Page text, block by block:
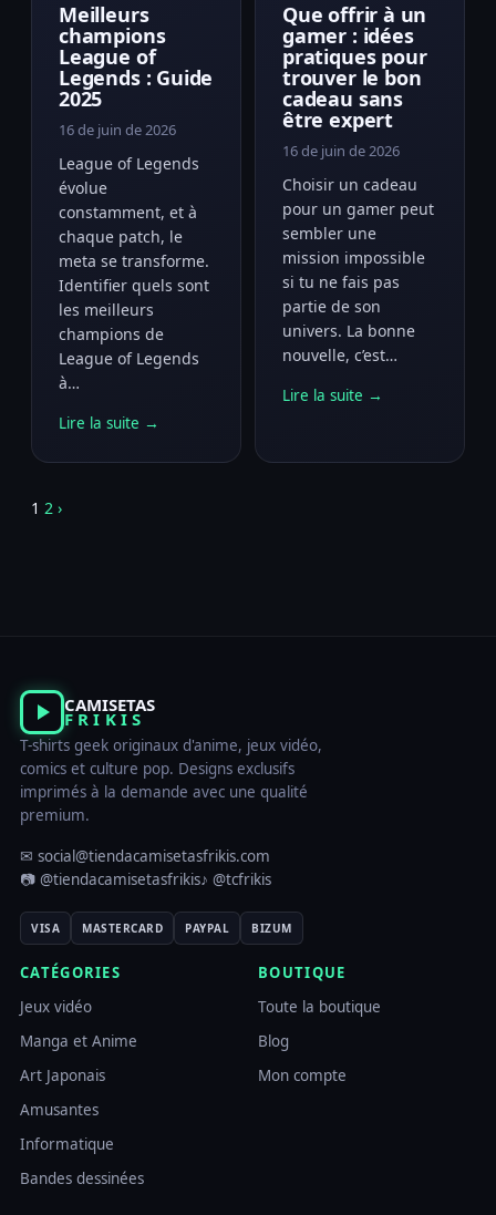
Meilleurs
champions
League of
Legends : Guide
2025
16 de juin de 2026
League of Legends
évolue
constamment, et à
chaque patch, le
meta se transforme.
Identifier quels sont
les meilleurs
champions de
League of Legends
à…
Lire la suite →
Que offrir à un
gamer : idées
pratiques pour
trouver le bon
cadeau sans
être expert
16 de juin de 2026
Choisir un cadeau
pour un gamer peut
sembler une
mission impossible
si tu ne fais pas
partie de son
univers. La bonne
nouvelle, c’est…
Lire la suite →
Pagination
1 2 ›
CAMISETAS
FRIKIS
T-shirts geek originaux d'anime, jeux vidéo,
comics et culture pop. Designs exclusifs
imprimés à la demande avec une qualité
premium.
✉ social@tiendacamisetasfrikis.com
📷 @tiendacamisetasfrikis♪ @tcfrikis
VISA MASTERCARD PAYPAL BIZUM
CATÉGORIES
Jeux vidéo
Manga et Anime
Art Japonais
Amusantes
Informatique
Bandes dessinées
BOUTIQUE
Toute la boutique
Blog
Mon compte